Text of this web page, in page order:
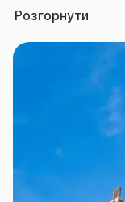
Програма
задля
стабільної
вашого бізнесу,
обладнання,
страхування
Звертаючись до
Ви отримуєте:
Розгорнути